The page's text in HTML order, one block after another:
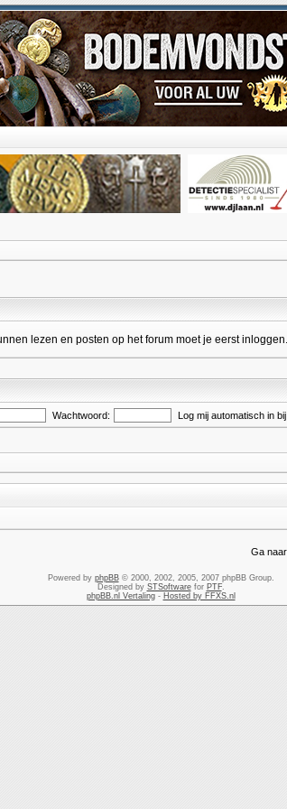
lezen en posten op het forum moet je eerst
Wachtwoord: Log mij automatisch in
Ga
Powered by phpBB© 2000, 2002, 2005, 2007 phpBB Group.
Designed by STSoftwarefor PTF.
phpBB.nl Vertaling- Hosted by FFXS.nl